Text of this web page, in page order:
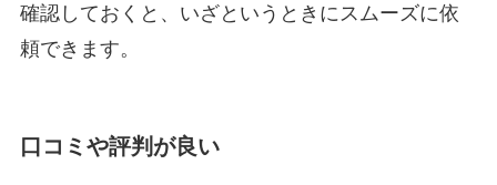
確認しておくと、いざというときにスムーズに依
頼できます。
口コミや評判が良い